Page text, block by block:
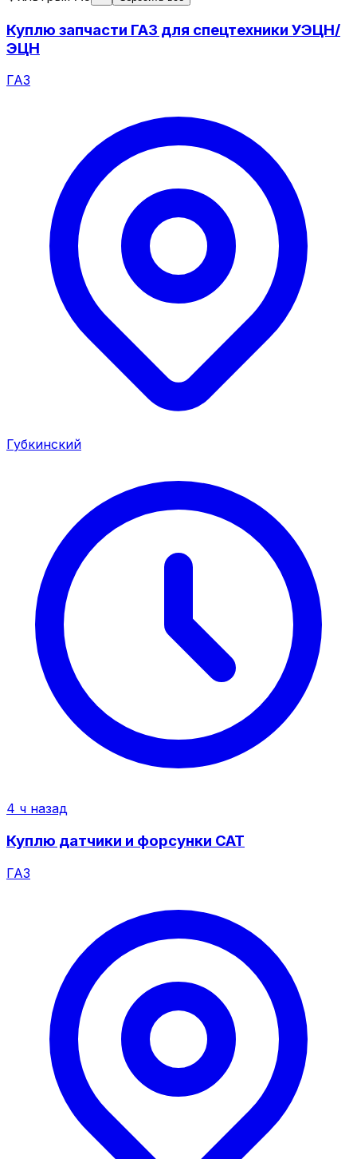
Куплю запчасти ГАЗ для спецтехники УЭЦН/
ЭЦН
ГАЗ
Губкинский
4 ч назад
Куплю датчики и форсунки CAT
ГАЗ